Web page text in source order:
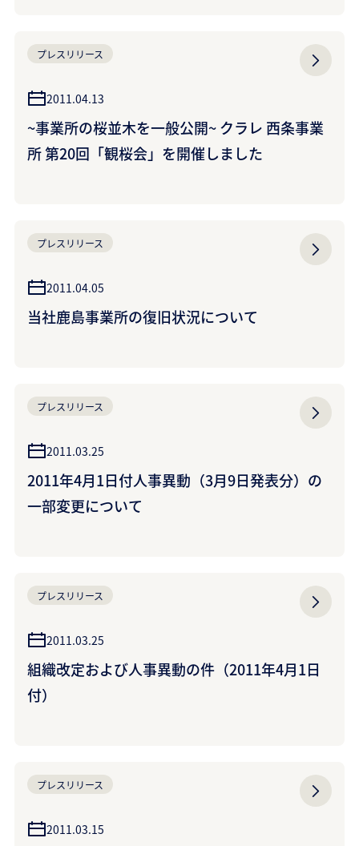
プレスリリース
2011.04.13
~事業所の桜並木を一般公開~ クラレ 西条事業
所 第20回「観桜会」を開催しました
プレスリリース
2011.04.05
当社鹿島事業所の復旧状況について
プレスリリース
2011.03.25
2011年4月1日付人事異動（3月9日発表分）の
一部変更について
プレスリリース
2011.03.25
組織改定および人事異動の件（2011年4月1日
付）
プレスリリース
2011.03.15